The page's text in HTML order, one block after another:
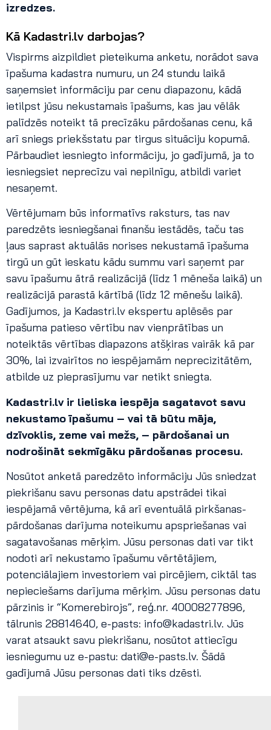
izredzes.
Kā Kadastri.lv darbojas?
Vispirms aizpildiet pieteikuma anketu, norādot sava
īpašuma kadastra numuru, un 24 stundu laikā
saņemsiet informāciju par cenu diapazonu, kādā
ietilpst jūsu nekustamais īpašums, kas jau vēlāk
palīdzēs noteikt tā precīzāku pārdošanas cenu, kā
arī sniegs priekšstatu par tirgus situāciju kopumā.
Pārbaudiet iesniegto informāciju, jo gadījumā, ja to
iesniegsiet neprecīzu vai nepilnīgu, atbildi variet
nesaņemt.
Vērtējumam būs informatīvs raksturs, tas nav
paredzēts iesniegšanai finanšu iestādēs, taču tas
ļaus saprast aktuālās norises nekustamā īpašuma
tirgū un gūt ieskatu kādu summu vari saņemt par
savu īpašumu ātrā realizācijā (līdz 1 mēneša laikā) un
realizācijā parastā kārtībā (līdz 12 mēnešu laikā).
Gadījumos, ja Kadastri.lv ekspertu aplēsēs par
īpašuma patieso vērtību nav vienprātības un
noteiktās vērtības diapazons atšķiras vairāk kā par
30%, lai izvairītos no iespējamām neprecizitātēm,
atbilde uz pieprasījumu var netikt sniegta.
Kadastri.lv ir lieliska iespēja sagatavot savu
nekustamo īpašumu – vai tā būtu māja,
dzīvoklis, zeme vai mežs, – pārdošanai un
nodrošināt sekmīgāku pārdošanas procesu.
Nosūtot anketā paredzēto informāciju Jūs sniedzat
piekrišanu savu personas datu apstrādei tikai
iespējamā vērtējuma, kā arī eventuālā pirkšanas-
pārdošanas darījuma noteikumu apspriešanas vai
sagatavošanas mērķim. Jūsu personas dati var tikt
nodoti arī nekustamo īpašumu vērtētājiem,
potenciālajiem investoriem vai pircējiem, ciktāl tas
nepieciešams darījuma mērķim. Jūsu personas datu
pārzinis ir “Komerebirojs”, reģ.nr. 40008277896,
tālrunis 28814640, e-pasts: info@kadastri.lv. Jūs
varat atsaukt savu piekrišanu, nosūtot attiecīgu
iesniegumu uz e-pastu: dati@e-pasts.lv. Šādā
gadījumā Jūsu personas dati tiks dzēsti.